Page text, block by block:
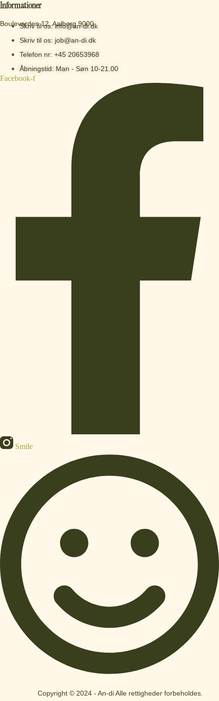
Informationer
Boulevarden 12, Aalborg 9000
Skriv til os: info@an-di.dk
Skriv til os: job@an-di.dk
Telefon nr: +45 20653968
Åbningstid: Man - Søn 10-21.00
Facebook-f
Smile
Copyright © 2024 - An-di Alle rettigheder forbeholdes.